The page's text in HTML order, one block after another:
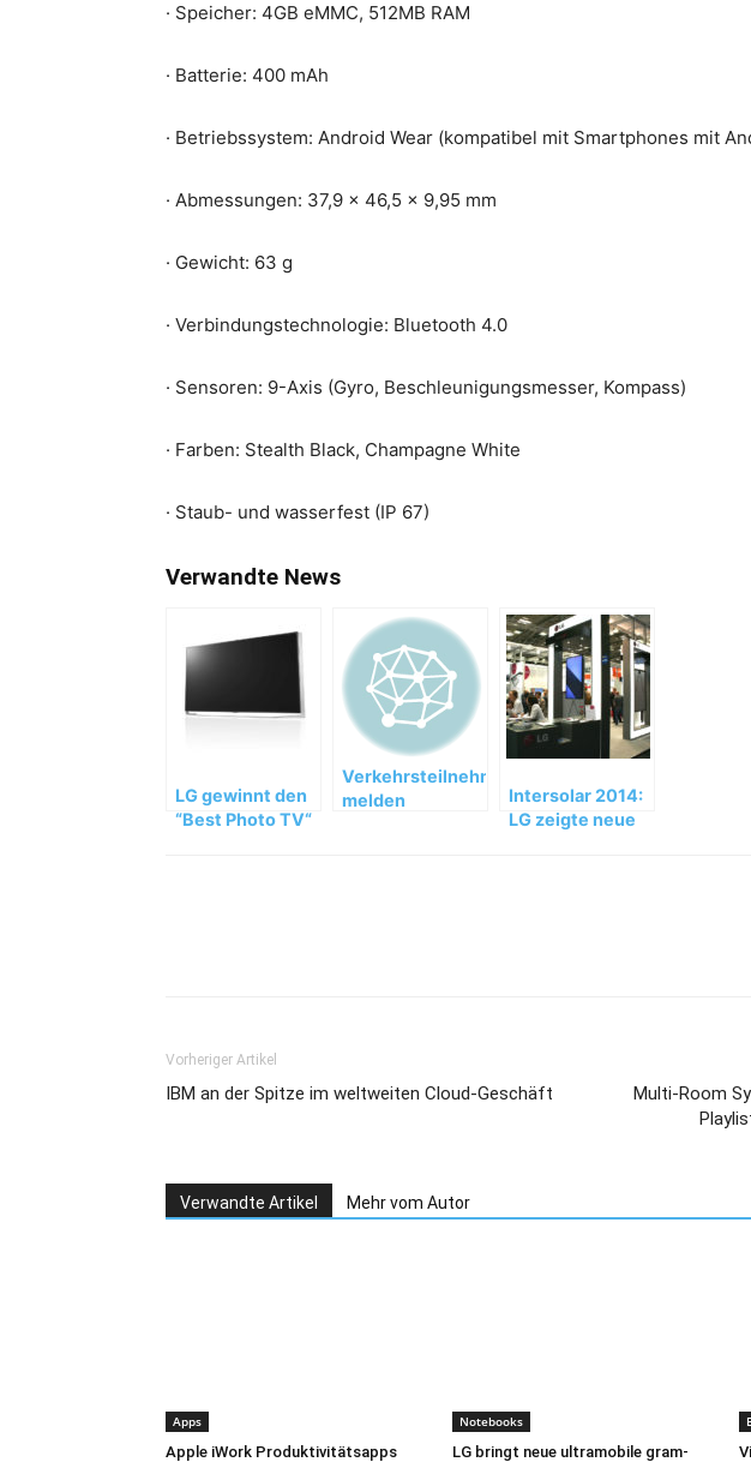
· Speicher: 4GB eMMC, 512MB RAM
· Batterie: 400 mAh
· Betriebssystem: Android Wear (kompatibel mit Smartphones mit
· Abmessungen: 37,9 x 46,5 x 9,95 mm
· Gewicht: 63 g
· Verbindungstechnologie: Bluetooth 4.0
· Sensoren: 9-Axis (Gyro, Beschleunigungsmesser, Kompass)
· Farben: Stealth Black, Champagne White
· Staub- und wasserfest (IP 67)
Verwandte News
LG gewinnt den
“Best Photo TV“
Verkehrsteilnehmer
melden
Intersolar 2014:
LG zeigte neue
Vorheriger Artikel
IBM an der Spitze im weltweiten Cloud-Geschäft
Multi-Room
Verwandte Artikel Mehr vom Autor
Apps
Apple iWork Produktivitätsapps
Notebooks
LG bringt neue ultramobile gram-